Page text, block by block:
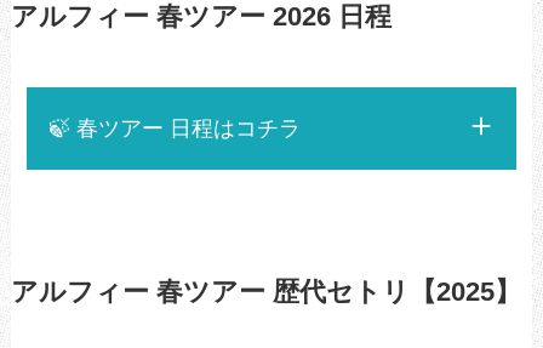
アルフィー 春ツアー 2026 日程
🍃 春ツアー 日程はコチラ
アルフィー 春ツアー 歴代セトリ【2025】